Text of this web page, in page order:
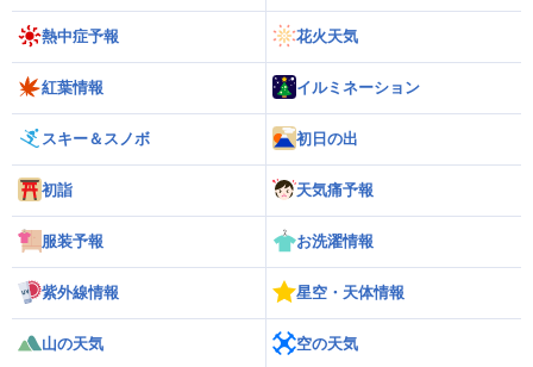
熱中症予報 花火天気
紅葉情報 イルミネーション
スキー＆スノボ 初日の出
初詣 天気痛予報
服装予報 お洗濯情報
紫外線情報 星空・天体情報
山の天気 空の天気